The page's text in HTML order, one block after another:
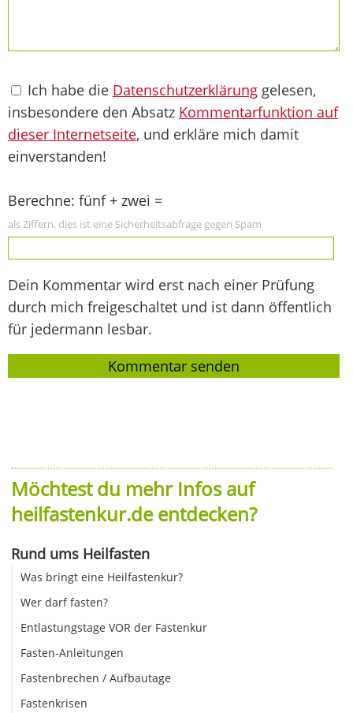
Ich habe die Datenschutzerklärung gelesen,
insbesondere den Absatz Kommentarfunktion auf
dieser Internetseite, und erkläre mich damit
einverstanden!
Berechne: fünf + zwei =
als Ziffern, dies ist eine Sicherheitsabfrage gegen Spam
Dein Kommentar wird erst nach einer Prüfung
durch mich freigeschaltet und ist dann öffentlich
für jedermann lesbar.
Möchtest du mehr Infos auf
heilfastenkur.de entdecken?
Rund ums Heilfasten
Was bringt eine Heilfastenkur?
Wer darf fasten?
Entlastungstage VOR der Fastenkur
Fasten-Anleitungen
Fastenbrechen / Aufbautage
Fastenkrisen